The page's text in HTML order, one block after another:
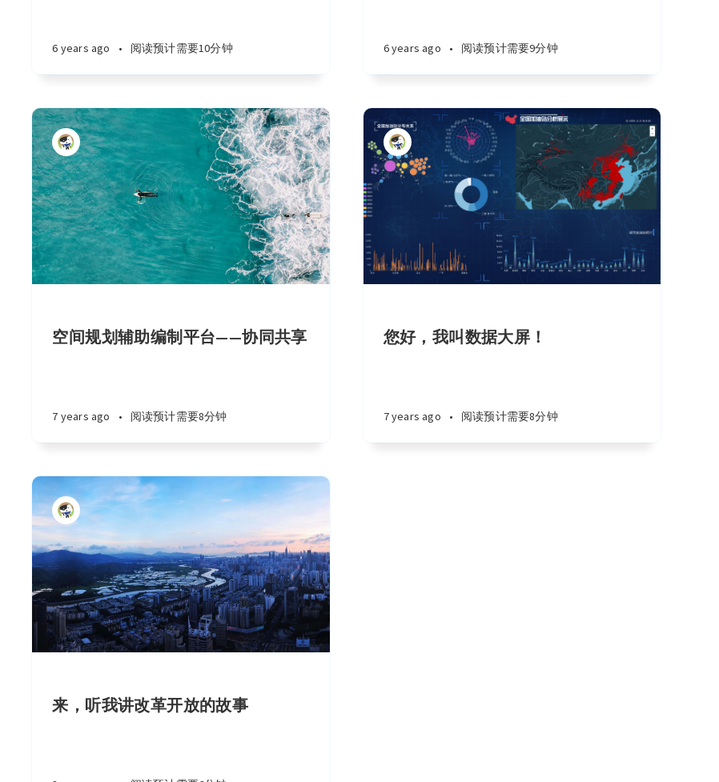
6 years ago • 阅读预计需要10分钟 6 years ago • 阅读预计需要9分钟
空间规划辅助编制平台——协同共享
7 years ago • 阅读预计需要8分钟
您好，我叫数据大屏！
7 years ago • 阅读预计需要8分钟
来，听我讲改革开放的故事